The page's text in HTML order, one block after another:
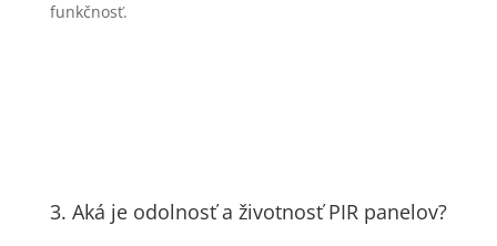
funkčnosť.
3. Aká je odolnosť a životnosť PIR panelov?